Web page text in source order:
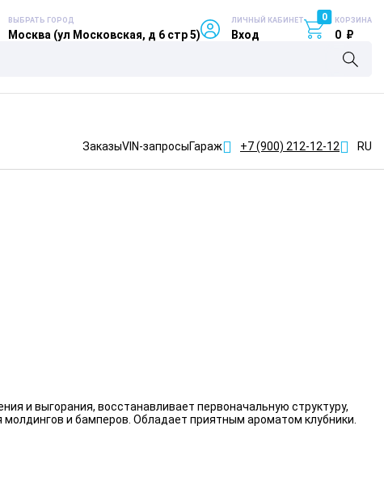
ВЫБРАТЬ ГОРОД
Москва (ул Московская, д 6 стр 5)
ЛИЧНЫЙ КАБИНЕТ
Вход
0 КОРЗИНА
0 ₽
ЗаказыVIN-запросыГараж +7 (900) 212-12-12 RU
и выгорания, восстанавливает первоначальную структуру,
и бамперов. Обладает приятным ароматом клубники.